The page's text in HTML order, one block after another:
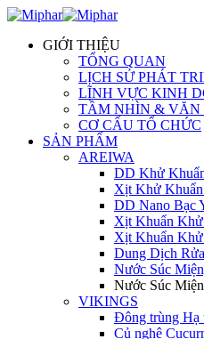
GIỚI THIỆU
TỔNG QUAN
LỊCH SỬ PHÁT
LĨNH VỰC KINH
TẦM NHÌN & VĂN
CƠ CẤU TỔ CHỨC
SẢN PHẨM
AREIWA
DD Khử
Xịt Khử
DD Nano Bạc
Xịt Khuẩn
Xịt Khuẩn
Dung Dịch
Nước Súc
Nước Súc
VIKINGS
Đông trùng Hạ
Củ nghệ